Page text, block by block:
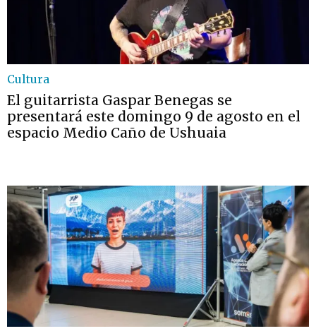
Cultura
El guitarrista Gaspar Benegas se
presentará este domingo 9 de agosto en el
espacio Medio Caño de Ushuaia